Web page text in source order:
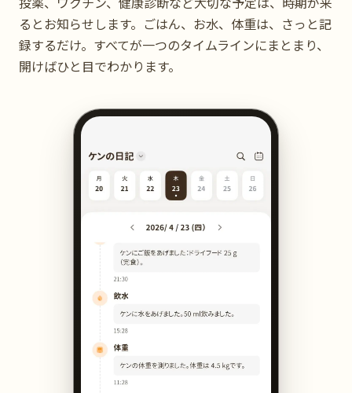
るとお知らせします。ごはん、お水、体重は、さっと記
録するだけ。すべてが一つのタイムラインにまとまり、
開けばひと目でわかります。